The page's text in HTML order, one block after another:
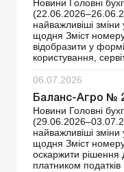
Новини Головні
найважливіші
щодня Зміст
відобразити у
користування,
06.07.2026
Баланс-Агро №
Новини Головні
найважливіші
щодня Зміст
оскаржити рішення
платником податків